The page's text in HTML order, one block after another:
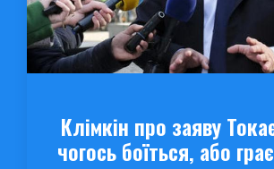
Клімкін про заяву
чогось боїться, або